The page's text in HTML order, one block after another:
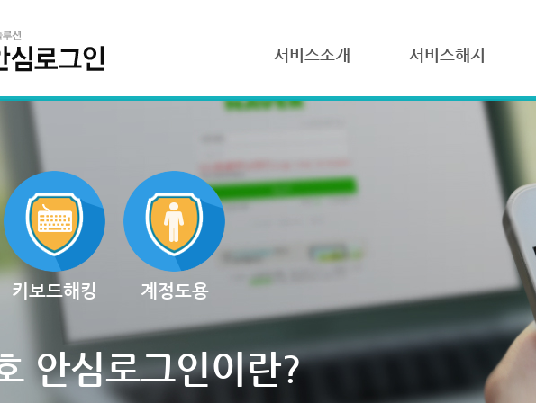
서비스소개 서비스해지
키보드해킹 계정도용
안심로그인이란?